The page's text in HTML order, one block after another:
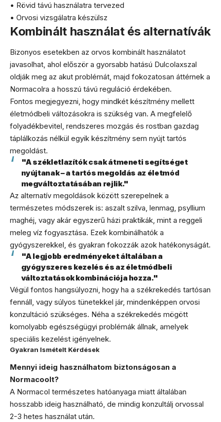
• Rövid távú használatra tervezed
• Orvosi vizsgálatra készülsz
Kombinált használat és alternatívák
Bizonyos esetekben az orvos kombinált használatot
javasolhat, ahol először a gyorsabb hatású Dulcolaxszal
oldják meg az akut problémát, majd fokozatosan áttérnek a
Normacolra a hosszú távú reguláció érdekében.
Fontos megjegyezni, hogy mindkét készítmény mellett
életmódbeli változásokra is szükség van. A megfelelő
folyadékbevitel, rendszeres mozgás és rostban gazdag
táplálkozás nélkül egyik készítmény sem nyújt tartós
megoldást.
"A székletlazítók csak átmeneti segítséget
nyújtanak – a tartós megoldás az életmód
megváltoztatásában rejlik."
Az alternatív megoldások között szerepelnek a
természetes módszerek is: aszalt szilva, lenmag, psyllium
maghéj, vagy akár egyszerű házi praktikák, mint a reggeli
meleg víz fogyasztása. Ezek kombinálhatók a
gyógyszerekkel, és gyakran fokozzák azok hatékonyságát.
"A legjobb eredményeket általában a
gyógyszeres kezelés és az életmódbeli
változtatások kombinációja hozza."
Végül fontos hangsúlyozni, hogy ha a székrekedés tartósan
fennáll, vagy súlyos tünetekkel jár, mindenképpen orvosi
konzultáció szükséges. Néha a székrekedés mögött
komolyabb egészségügyi problémák állnak, amelyek
speciális kezelést igényelnek.
Gyakran Ismételt Kérdések
Mennyi ideig használhatom biztonságosan a
Normacoolt?
A Normacol természetes hatóanyaga miatt általában
hosszabb ideig használható, de mindig konzultálj orvossal
2-3 hetes használat után.